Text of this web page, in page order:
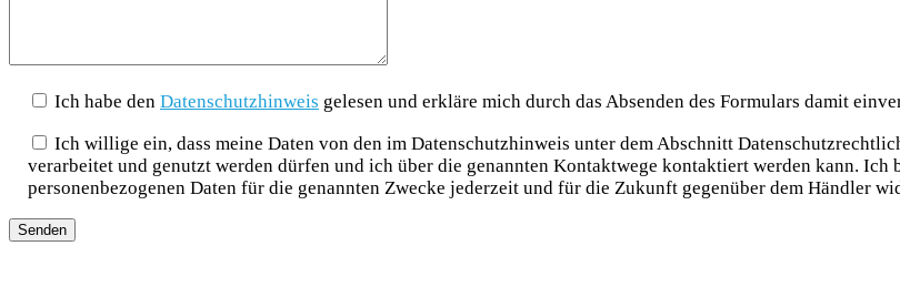
Ich habe den Datenschutzhinweis gelesen und erkläre mich durch das Absenden des Formulars damit
Ich willige ein, dass meine Daten von den im Datenschutzhinweis unter dem Abschnitt
verarbeitet und genutzt werden dürfen und ich über die genannten Kontaktwege kontaktiert werden kann.
personenbezogenen Daten für die genannten Zwecke jederzeit und für die Zukunft gegenüber dem Händler